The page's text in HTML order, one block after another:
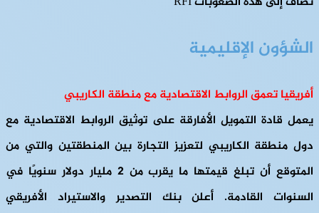
الشؤون الإقليمية
أفريقيا تعمق الروابط الاقتصادية مع منطقة الكاريبي
يعمل قادة التمويل الأفارقة على توثيق الروابط الاقتصادية مع
دول منطقة الكاريبي لتعزيز التجارة بين المنطقتين والتي من
المتوقع أن تبلغ قيمتها ما يقرب من 2 مليار دولار سنويًا في
السنوات القادمة. أعلن بنك التصدير والاستيراد الأفريقي